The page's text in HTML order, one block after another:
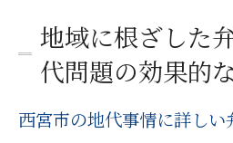
地域に根ざした
代問題の効果的
西宮市の地代事情に詳しい